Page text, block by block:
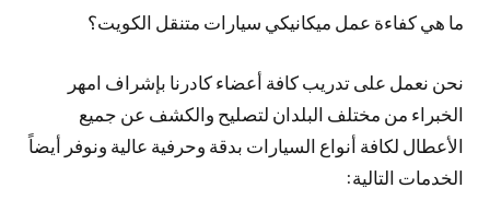
ما هي كفاءة عمل ميكانيكي سيارات متنقل الكويت؟
نحن نعمل على تدريب كافة أعضاء كادرنا بإشراف امهر
الخبراء من مختلف البلدان لتصليح والكشف عن جميع
الأعطال لكافة أنواع السيارات بدقة وحرفية عالية ونوفر أيضاً
الخدمات التالية: